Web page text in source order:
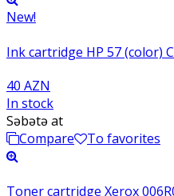
New!
Ink cartridge HP 57 (color)
40 AZN
In stock
Səbətə at
Compare
To favorites
Toner cartridge Xerox